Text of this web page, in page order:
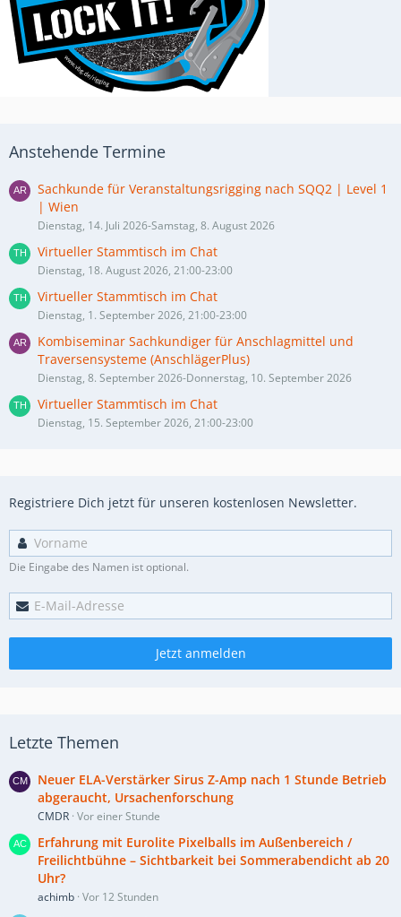
Anstehende Termine
Sachkunde für Veranstaltungsrigging nach SQQ2 | Level 1
| Wien
Dienstag, 14. Juli 2026-Samstag, 8. August 2026
Virtueller Stammtisch im Chat
Dienstag, 18. August 2026, 21:00-23:00
Virtueller Stammtisch im Chat
Dienstag, 1. September 2026, 21:00-23:00
Kombiseminar Sachkundiger für Anschlagmittel und
Traversensysteme (AnschlägerPlus)
Dienstag, 8. September 2026-Donnerstag, 10. September 2026
Virtueller Stammtisch im Chat
Dienstag, 15. September 2026, 21:00-23:00
Registriere Dich jetzt für unseren kostenlosen Newsletter.
Die Eingabe des Namen ist optional.
Jetzt anmelden
Letzte Themen
Neuer ELA-Verstärker Sirus Z-Amp nach 1 Stunde Betrieb
abgeraucht, Ursachenforschung
CMDR Vor einer Stunde
Erfahrung mit Eurolite Pixelballs im Außenbereich /
Freilichtbühne – Sichtbarkeit bei Sommerabendicht ab 20
Uhr?
achimb Vor 12 Stunden